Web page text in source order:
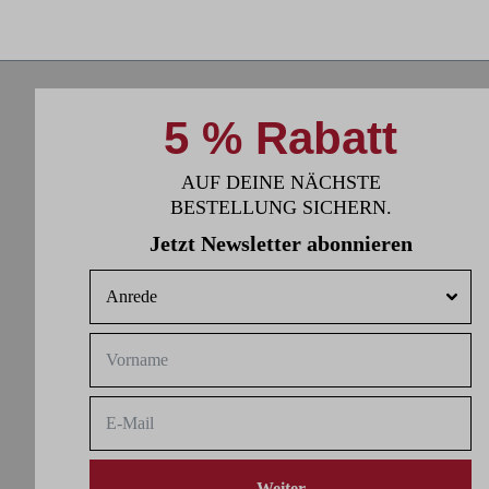
5 % Rabatt
AUF DEINE NÄCHSTE
BESTELLUNG SICHERN.
Jetzt Newsletter abonnieren